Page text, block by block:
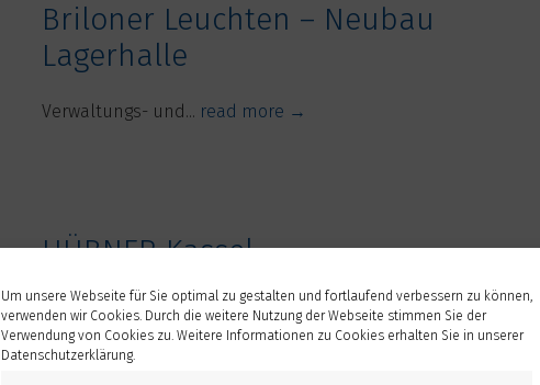
Um unsere Webseite für Sie optimal zu gestalten und fortlaufend verbessern zu können,
verwenden wir Cookies. Durch die weitere Nutzung der Webseite stimmen Sie der
Verwendung von Cookies zu. Weitere Informationen zu Cookies erhalten Sie in unserer
Datenschutzerklärung.
Briloner Leuchten – Neubau
Lagerhalle
Verwaltungs- und... read more →
HÜBNER Kassel
HÜBNER Kassel ...read more →